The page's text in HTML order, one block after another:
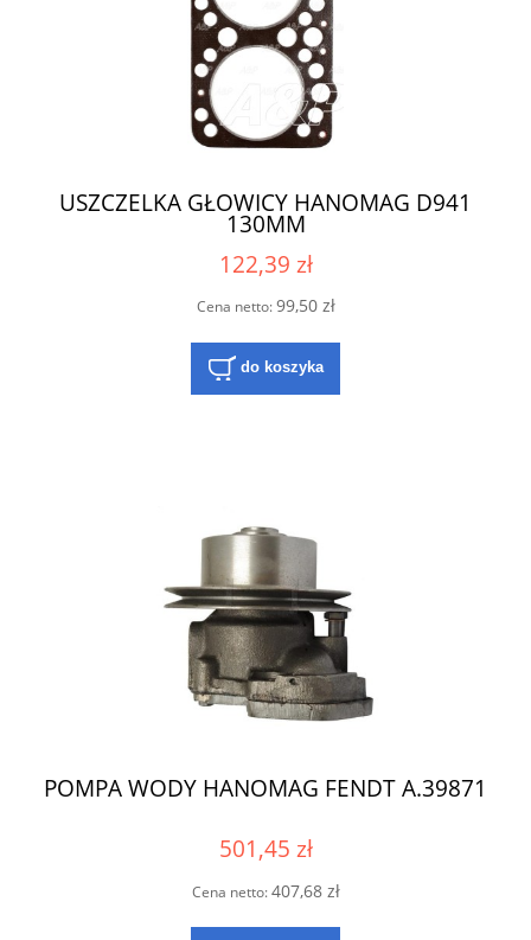
USZCZELKA GŁOWICY HANOMAG D941
130MM
122,39 zł
Cena netto:99,50 zł
do koszyka
POMPA WODY HANOMAG FENDT A.39871
501,45 zł
Cena netto:407,68 zł